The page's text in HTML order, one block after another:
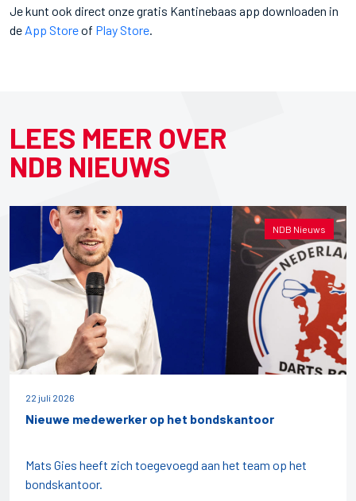
Je kunt ook direct onze gratis Kantinebaas app downloaden in
de App Storeof Play Store
LEES MEER OVER
NDB NIEUWS
NDB Nieuws
22 juli 2026
Nieuwe medewerker op het bondskantoor
Mats Gies heeft zich toegevoegd aan het team op het
bondskantoor.